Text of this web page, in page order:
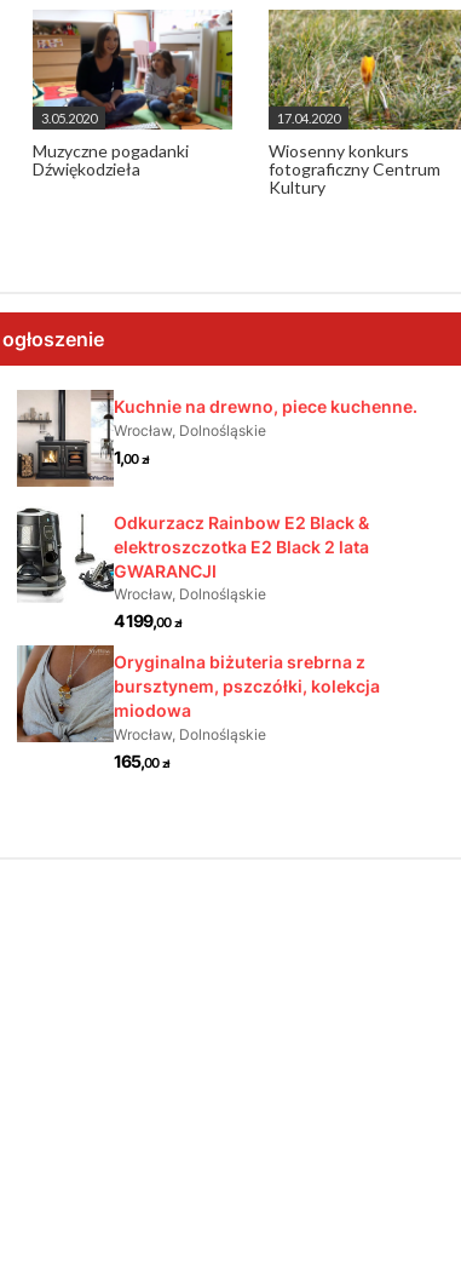
3.05.2020
Muzyczne pogadanki
Dźwiękodzieła
17.04.2020
Wiosenny konkurs
fotograficzny Centrum
Kultury